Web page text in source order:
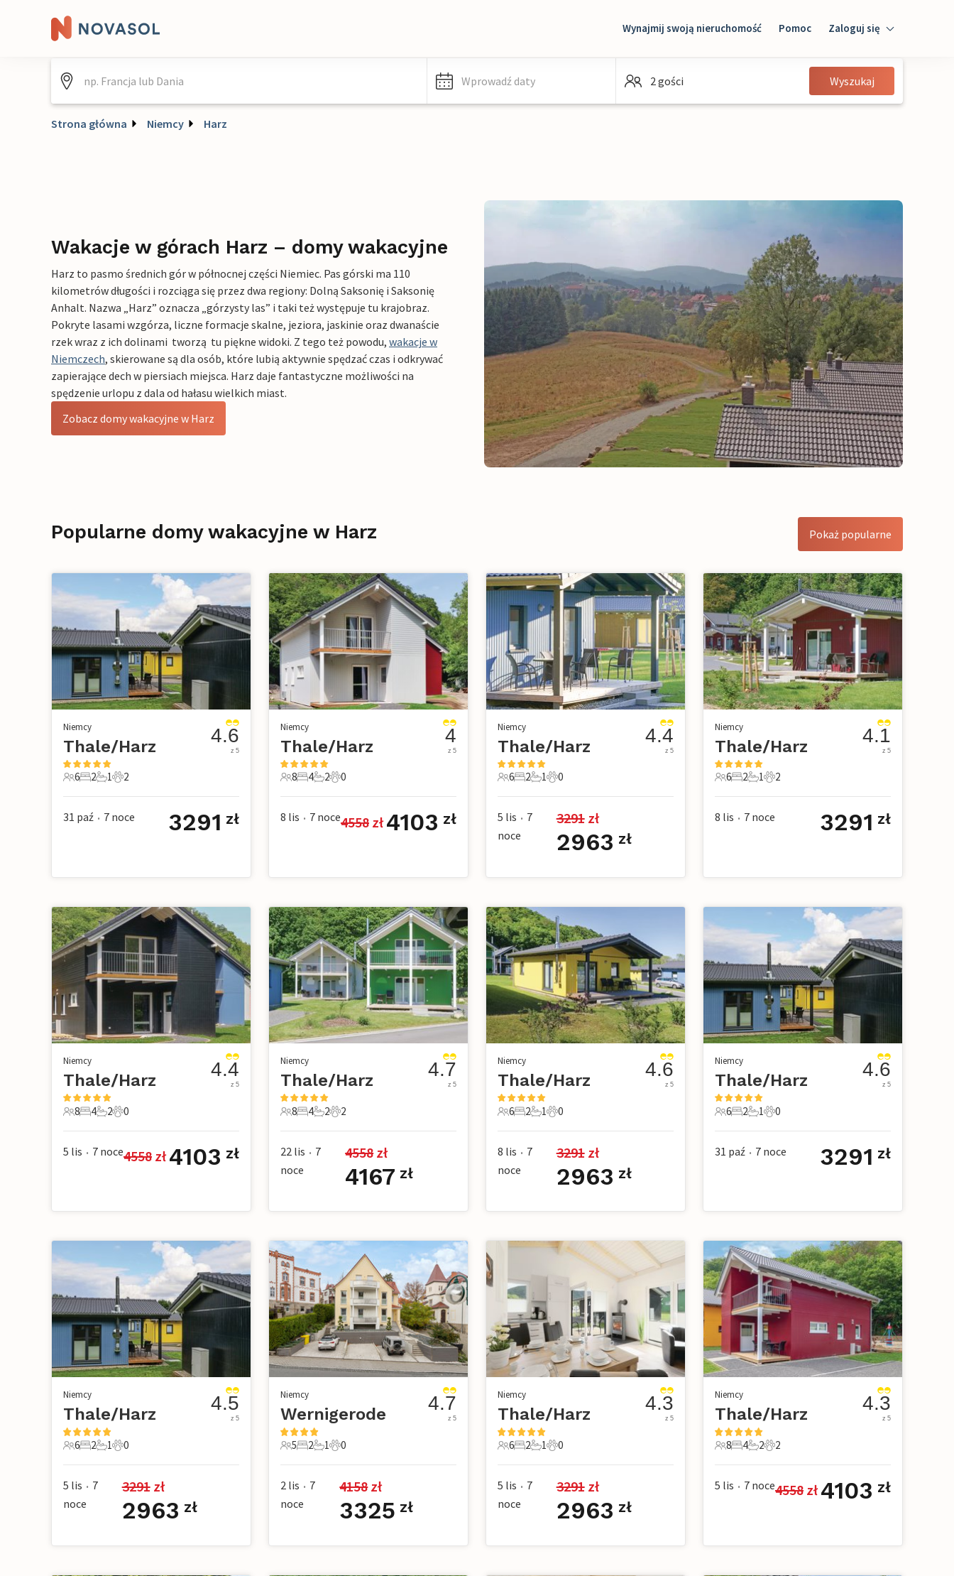
Wynajmij swoją nieruchomość Pomoc Zaloguj się
Zaloguj się
Gość
Wprowadź daty 2 gości Wyszukaj
Strona główna Niemcy Harz
Wakacje w górach Harz – domy wakacyjne
Harz to pasmo średnich gór w północnej części Niemiec. Pas górski ma 110
kilometrów długości i rozciąga się przez dwa regiony: Dolną Saksonię i Saksonię
Anhalt. Nazwa „Harz” oznacza „górzysty las” i taki też występuje tu krajobraz.
Pokryte lasami wzgórza, liczne formacje skalne, jeziora, jaskinie oraz dwanaście
rzek wraz z ich dolinami tworzą tu piękne widoki. Z tego też powodu, wakacje w
Niemczech, skierowane są dla osób, które lubią aktywnie spędzać czas i odkrywać
zapierające dech w piersiach miejsca. Harz daje fantastyczne możliwości na
spędzenie urlopu z dala od hałasu wielkich miast.
Zobacz domy wakacyjne w Harz
Popularne domy wakacyjne w Harz Pokaż popularne
Niemcy
Thale/Harz
6 Goście
6
2 Sypialnie
2
1 Łazienka
1
2 Zwierzęta domowe
2
4.6
z 5
31 paź • 7 noce 3291 zł
Niemcy
Thale/Harz
8 Goście
8
4 Sypialnie
4
2 Łazienki
2
0 Zwierzęta domowe
0
4
z 5
8 lis • 7 noce4558 zł 4103 zł
Niemcy
Thale/Harz
6 Goście
6
2 Sypialnie
2
1 Łazienka
1
0 Zwierzęta domowe
0
4.4
z 5
5 lis • 7
noce
3291 zł
2963 zł
Niemcy
Thale/Harz
6 Goście
6
2 Sypialnie
2
1 Łazienka
1
2 Zwierzęta domowe
2
4.1
z 5
8 lis • 7 noce 3291 zł
Niemcy
Thale/Harz
8 Goście
8
4 Sypialnie
4
2 Łazienki
2
0 Zwierzęta domowe
0
4.4
z 5
5 lis • 7 noce4558 zł 4103 zł
Niemcy
Thale/Harz
8 Goście
8
4 Sypialnie
4
2 Łazienki
2
2 Zwierzęta domowe
2
4.7
z 5
22 lis • 7
noce
4558 zł
4167 zł
Niemcy
Thale/Harz
6 Goście
6
2 Sypialnie
2
1 Łazienka
1
0 Zwierzęta domowe
0
4.6
z 5
8 lis • 7
noce
3291 zł
2963 zł
Niemcy
Thale/Harz
6 Goście
6
2 Sypialnie
2
1 Łazienka
1
0 Zwierzęta domowe
0
4.6
z 5
31 paź • 7 noce 3291 zł
Niemcy
Thale/Harz
6 Goście
6
2 Sypialnie
2
1 Łazienka
1
0 Zwierzęta domowe
0
4.5
z 5
5 lis • 7
noce
3291 zł
2963 zł
Niemcy
Wernigerode
5 Goście
5
2 Sypialnie
2
1 Łazienka
1
0 Zwierzęta domowe
0
4.7
z 5
2 lis • 7
noce
4158 zł
3325 zł
Niemcy
Thale/Harz
6 Goście
6
2 Sypialnie
2
1 Łazienka
1
0 Zwierzęta domowe
0
4.3
z 5
5 lis • 7
noce
3291 zł
2963 zł
Niemcy
Thale/Harz
8 Goście
8
4 Sypialnie
4
2 Łazienki
2
2 Zwierzęta domowe
2
4.3
z 5
5 lis • 7 noce4558 zł 4103 zł